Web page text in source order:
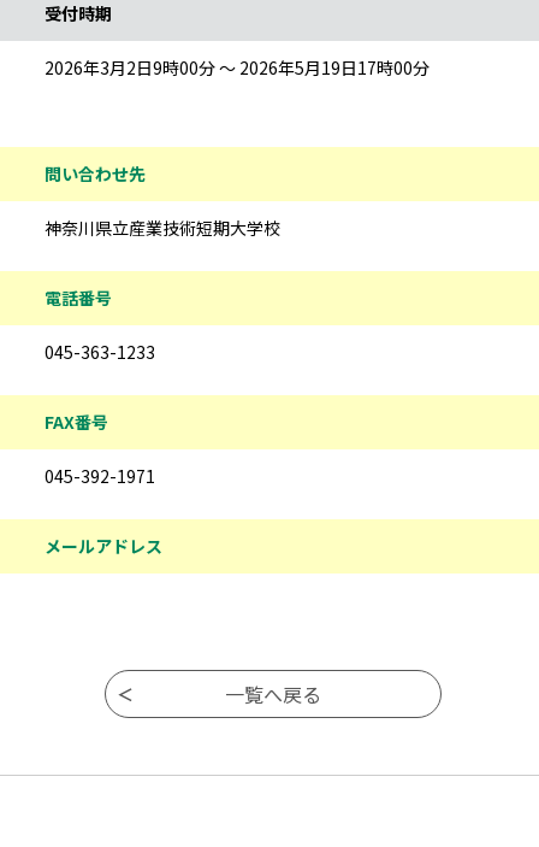
受付時期
2026年3月2日9時00分 ～ 2026年5月19日17時00分
問い合わせ先
神奈川県立産業技術短期大学校
電話番号
045-363-1233
FAX番号
045-392-1971
メールアドレス